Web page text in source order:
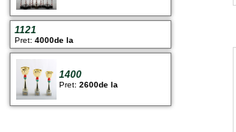
1121
Pret: 4000de la
1400
Pret: 2600de la